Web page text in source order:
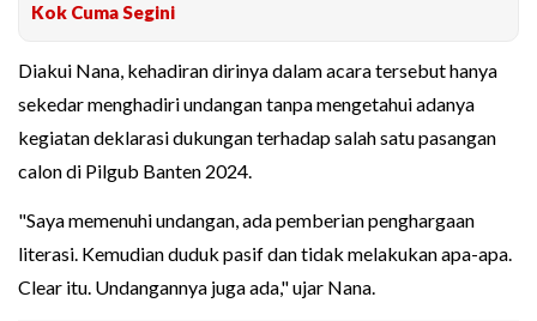
Kok Cuma Segini
Diakui Nana, kehadiran dirinya dalam acara tersebut hanya
sekedar menghadiri undangan tanpa mengetahui adanya
kegiatan deklarasi dukungan terhadap salah satu pasangan
calon di Pilgub Banten 2024.
"Saya memenuhi undangan, ada pemberian penghargaan
literasi. Kemudian duduk pasif dan tidak melakukan apa-apa.
Clear itu. Undangannya juga ada," ujar Nana.